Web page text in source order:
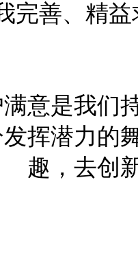
完善、精
意是我们
挥潜力的
趣，去创